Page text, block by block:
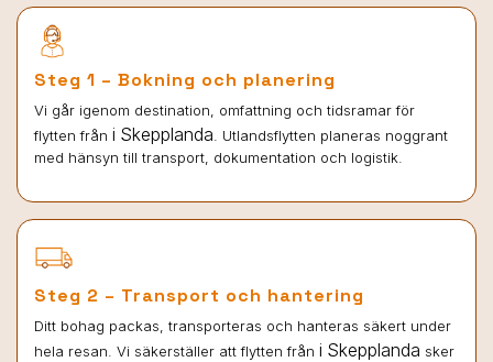
Steg 1 – Bokning och planering
Vi går igenom destination, omfattning och tidsramar för
flytten från i Skepplanda . Utlandsflytten planeras noggrant
med hänsyn till transport, dokumentation och logistik.
Steg 2 – Transport och hantering
Ditt bohag packas, transporteras och hanteras säkert under
hela resan. Vi säkerställer att flytten från i Skepplanda sker